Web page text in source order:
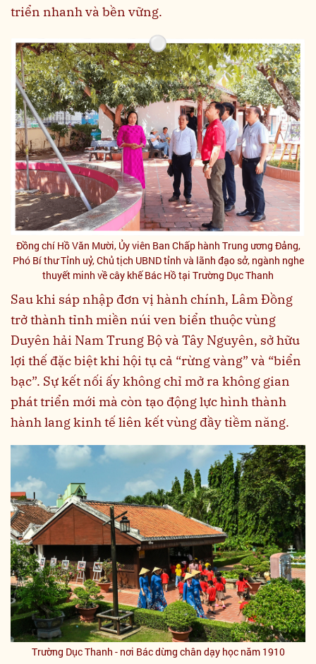
triển nhanh và bền vững.
Đồng chí Hồ Văn Mười, Ủy viên Ban Chấp hành Trung ương Đảng,
Phó Bí thư Tỉnh uỷ, Chủ tịch UBND tỉnh và lãnh đạo sở, ngành nghe
thuyết minh về cây khế Bác Hồ tại Trường Dục Thanh
Sau khi sáp nhập đơn vị hành chính, Lâm Đồng
trở thành tỉnh miền núi ven biển thuộc vùng
Duyên hải Nam Trung Bộ và Tây Nguyên, sở hữu
lợi thế đặc biệt khi hội tụ cả “rừng vàng” và “biển
bạc”. Sự kết nối ấy không chỉ mở ra không gian
phát triển mới mà còn tạo động lực hình thành
hành lang kinh tế liên kết vùng đầy tiềm năng.
Trường Dục Thanh - nơi Bác dừng chân dạy học năm 1910